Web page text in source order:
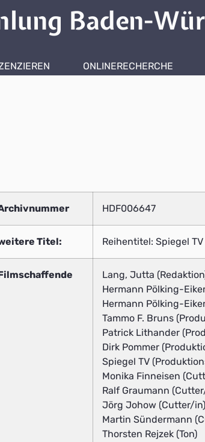
Baden-
ONLINERECHERCHE
HDF006647
Titel: Reihentitel: Spiegel
Lang, Jutta
Hermann Pölking-
Hermann Pölking-
Tammo F. Bruns
Patrick Lithander
Dirk Pommer
Spiegel TV
Monika Finneisen
Ralf Graumann
Jörg Johow (Cutter/in)
Martin Sündermann
Thorsten Rejzek (Ton)